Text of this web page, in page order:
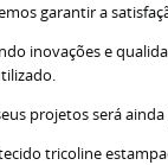
garantir a
inovações e
projetos será
tricoline